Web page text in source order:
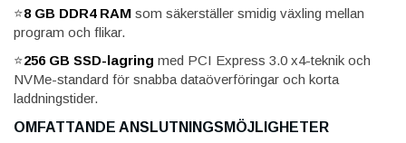
⭐8 GB DDR4 RAM som säkerställer smidig växling mellan
program och flikar.
⭐256 GB SSD-lagring med PCI Express 3.0 x4-teknik och
NVMe-standard för snabba dataöverföringar och korta
laddningstider.
OMFATTANDE ANSLUTNINGSMÖJLIGHETER